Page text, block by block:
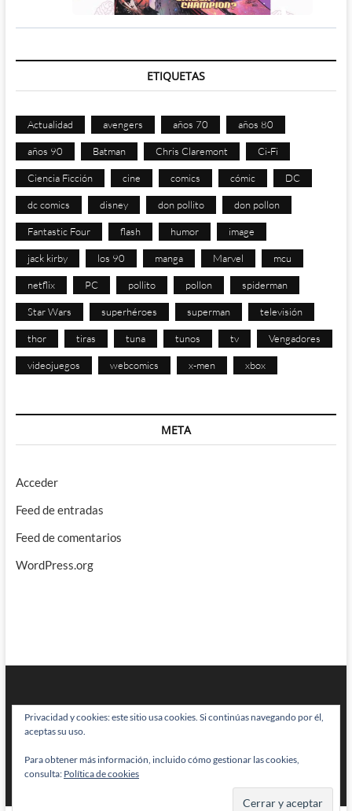
ETIQUETAS
Actualidad avengers años 70 años 80
años 90 Batman Chris Claremont Ci-Fi
Ciencia Ficción cine comics cómic DC
dc comics disney don pollito don pollon
Fantastic Four flash humor image
jack kirby los 90 manga Marvel mcu
netflix PC pollito pollon spiderman
Star Wars superhéroes superman televisión
thor tiras tuna tunos tv Vengadores
videojuegos webcomics x-men xbox
META
Acceder
Feed de entradas
Feed de comentarios
WordPress.org
BRAINSTOMPING| Diseñado por:Theme Freesia|WordPress| © Todos
los derechos reservados
Privacidad y cookies: este sitio usa cookies. Si continúas navegando por él,
aceptas su uso.
Para obtener más información, incluido cómo gestionar las cookies,
consulta: Política de cookies